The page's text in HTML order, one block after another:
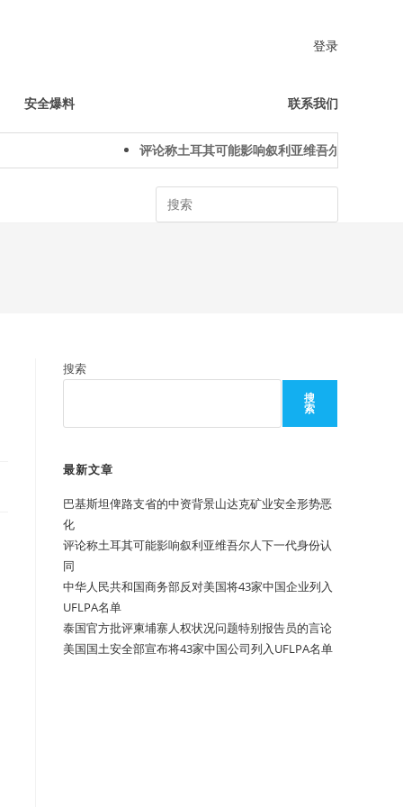
登录
安全爆料 联系我们
评论称土耳其可能影响叙利亚维吾尔人下一代身
Search
搜索
搜
索
最新文章
巴基斯坦俾路支省的中资背景山达克矿业安全形势恶
化
评论称土耳其可能影响叙利亚维吾尔人下一代身份认
同
中华人民共和国商务部反对美国将43家中国企业列入
UFLPA名单
泰国官方批评柬埔寨人权状况问题特别报告员的言论
美国国土安全部宣布将43家中国公司列入UFLPA名单